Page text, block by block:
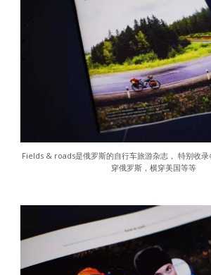
Fields & roads是俄罗斯的自行车旅游杂志， 特别收
穿俄罗斯，横穿美国等等